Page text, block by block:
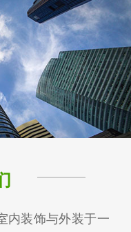
内装饰与外装于一